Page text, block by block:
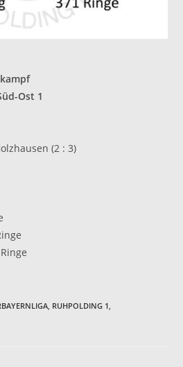
Ost 1
(2 : 3)
, RUHPOLDING 1,